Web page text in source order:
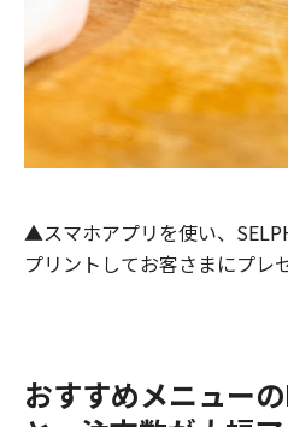
▲スマホアプリを使い、
プリントしてお客さまにプレ
おすすめメニュー